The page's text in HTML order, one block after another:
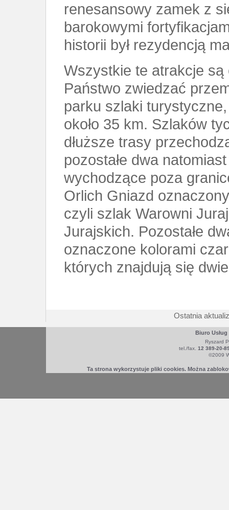
renesansowy zamek z
barokowymi
historii był rezydencją
Wszystkie te atrakcje
Państwo zwiedzać
parku szlaki
około 35 km. Szlaków
dłuższe trasy
pozostałe dwa
wychodzące poza
Orlich Gniazd
czyli szlak Warowni
Jurajskich. Pozostałe
oznaczone kolorami
których znajdują się
Ostatnia
Biuro
Ryszard
tel./fax. 12 389-20-
©2009
Ta strona wykorzystuje pliki cookies. Można